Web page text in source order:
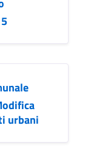
urbani